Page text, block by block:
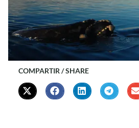
COMPARTIR / SHARE